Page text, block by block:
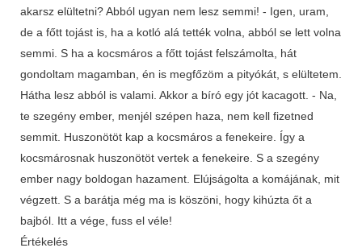
akarsz elültetni? Abból ugyan nem lesz semmi! - Igen, uram,
de a főtt tojást is, ha a kotló alá tették volna, abból se lett volna
semmi. S ha a kocsmáros a főtt tojást felszámolta, hát
gondoltam magamban, én is megfőzöm a pityókát, s elültetem.
Hátha lesz abból is valami. Akkor a bíró egy jót kacagott. - Na,
te szegény ember, menjél szépen haza, nem kell fizetned
semmit. Huszonötöt kap a kocsmáros a fenekeire. Így a
kocsmárosnak huszonötöt vertek a fenekeire. S a szegény
ember nagy boldogan hazament. Elújságolta a komájának, mit
végzett. S a barátja még ma is köszöni, hogy kihúzta őt a
bajból. Itt a vége, fuss el véle!
Értékelés